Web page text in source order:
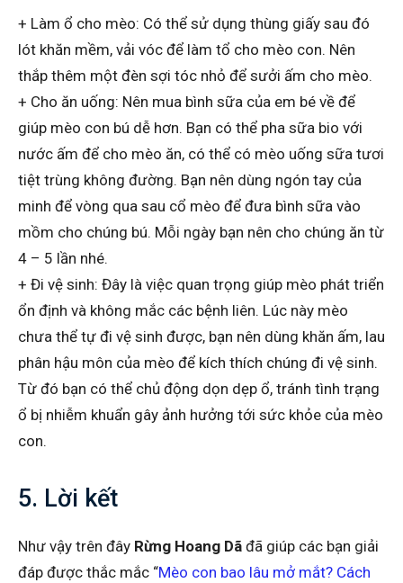
+ Làm ổ cho mèo: Có thể sử dụng thùng giấy sau đó
lót khăn mềm, vải vóc để làm tổ cho mèo con. Nên
thắp thêm một đèn sợi tóc nhỏ để sưởi ấm cho mèo.
+ Cho ăn uống: Nên mua bình sữa của em bé về để
giúp mèo con bú dễ hơn. Bạn có thể pha sữa bio với
nước ấm để cho mèo ăn, có thể có mèo uống sữa tươi
tiệt trùng không đường. Bạn nên dùng ngón tay của
minh để vòng qua sau cổ mèo để đưa bình sữa vào
mồm cho chúng bú. Mỗi ngày bạn nên cho chúng ăn từ
4 – 5 lần nhé.
+ Đi vệ sinh: Đây là việc quan trọng giúp mèo phát triển
ổn định và không mắc các bệnh liên. Lúc này mèo
chưa thể tự đi vệ sinh được, bạn nên dùng khăn ấm, lau
phân hậu môn của mèo để kích thích chúng đi vệ sinh.
Từ đó bạn có thể chủ động dọn dẹp ổ, tránh tình trạng
ổ bị nhiễm khuẩn gây ảnh hưởng tới sức khỏe của mèo
con.
5. Lời kết
Như vậy trên đây Rừng Hoang Dã đã giúp các bạn giải
đáp được thắc mắc “Mèo con bao lâu mở mắt? Cách